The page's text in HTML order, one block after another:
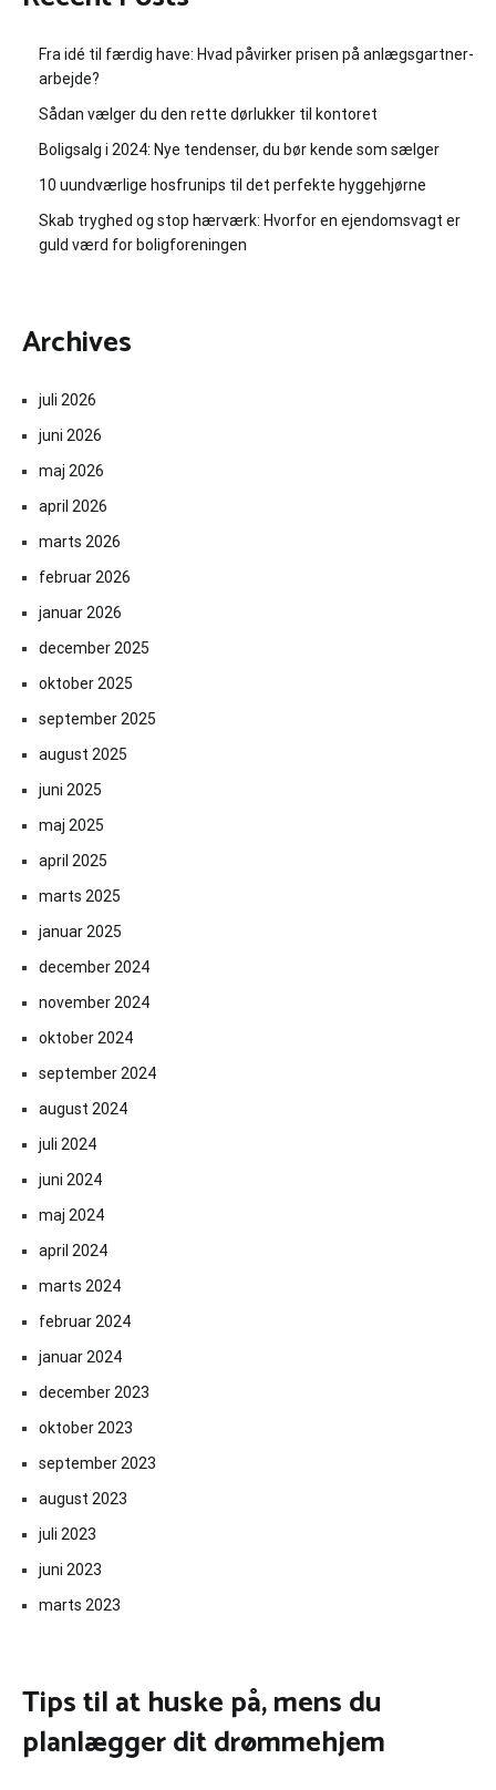
Fra idé til færdig have: Hvad påvirker prisen på anlægsgartner-
arbejde?
Sådan vælger du den rette dørlukker til kontoret
Boligsalg i 2024: Nye tendenser, du bør kende som sælger
10 uundværlige hosfrunips til det perfekte hyggehjørne
Skab tryghed og stop hærværk: Hvorfor en ejendomsvagt er
guld værd for boligforeningen
Archives
juli 2026
juni 2026
maj 2026
april 2026
marts 2026
februar 2026
januar 2026
december 2025
oktober 2025
september 2025
august 2025
juni 2025
maj 2025
april 2025
marts 2025
januar 2025
december 2024
november 2024
oktober 2024
september 2024
august 2024
juli 2024
juni 2024
maj 2024
april 2024
marts 2024
februar 2024
januar 2024
december 2023
oktober 2023
september 2023
august 2023
juli 2023
juni 2023
marts 2023
Tips til at huske på, mens du
planlægger dit drømmehjem